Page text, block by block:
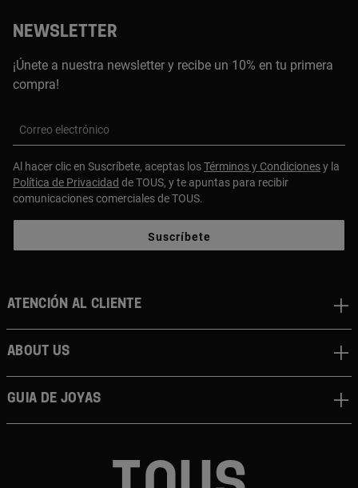
NEWSLETTER
¡Únete a nuestra newsletter y recibe un 10% en tu primera
compra!
Correo electrónico
Al hacer clic en Suscríbete, aceptas losTérminos y Condicionesy la
Política de Privacidad de TOUS, y te apuntas para recibir
comunicaciones comerciales de TOUS.
Suscríbete
Atención al cliente
About us
Guia de joyas